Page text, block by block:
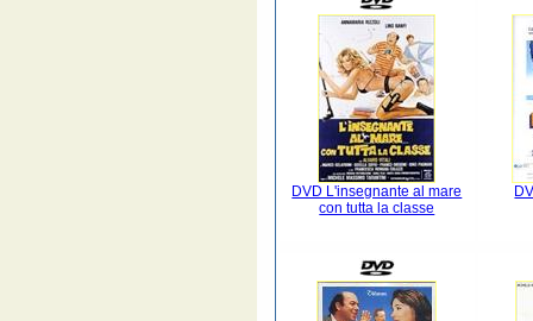
DVD L'insegnante al mare
con tutta la classe